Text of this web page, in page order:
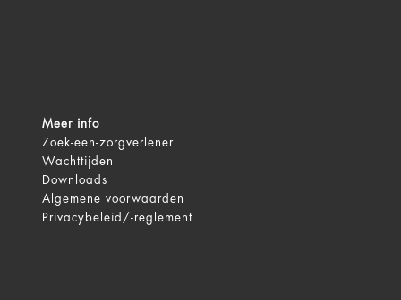
Meer info
Zoek-een-zorgverlener
Wachttijden
Downloads
Algemene voorwaarden
Privacybeleid/-reglement